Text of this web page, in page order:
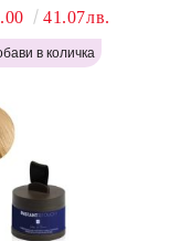
Dark Brown
400 мл
41.07лв.